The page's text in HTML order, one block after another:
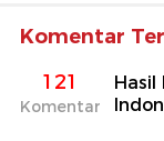
Komentar
121
Komentar
Hasil